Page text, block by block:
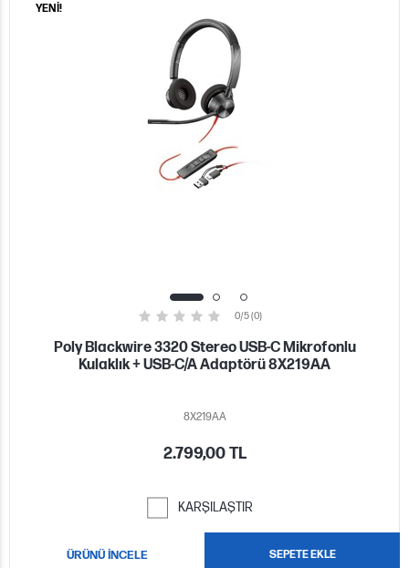
YENİ!
0/5 (0)
Poly Blackwire 3320 Stereo USB-C Mikrofonlu
Kulaklık + USB-C/A Adaptörü 8X219AA
8X219AA
2.799,00 TL
KARŞILAŞTIR
ÜRÜNÜ İNCELE SEPETE EKLE